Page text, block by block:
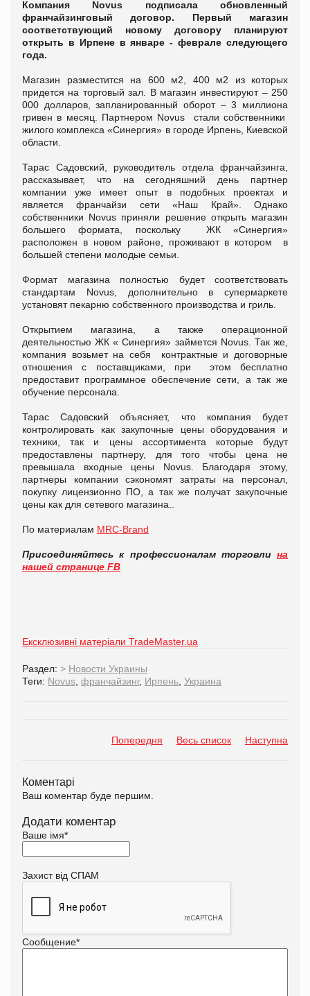
Компания Novus подписала обновленный
франчайзинговый договор. Первый магазин
соответствующий новому договору планируют
открыть в Ирпене в январе - феврале следующего
года.
Магазин разместится на 600 м2, 400 м2 из которых
придется на торговый зал. В магазин инвестируют – 250
000 долларов, запланированный оборот – 3 миллиона
гривен в месяц. Партнером Novus стали собственники
жилого комплекса «Синергия» в городе Ирпень, Киевской
области.
Тарас Садовский, руководитель отдела франчайзинга,
рассказывает, что на сегодняшний день партнер
компании уже имеет опыт в подобных проектах и
является франчайзи сети «Наш Край». Однако
собственники Novus приняли решение открыть магазин
большего формата, поскольку ЖК «Синергия»
расположен в новом районе, проживают в котором в
большей степени молодые семьи.
Формат магазина полностью будет соответствовать
стандартам Novus, дополнительно в супермаркете
установят пекарню собственного производства и гриль.
Открытием магазина, а также операционной
деятельностью ЖК « Синергия» займется Novus. Так же,
компания возьмет на себя контрактные и договорные
отношения с поставщиками, при этом бесплатно
предоставит программное обеспечение сети, а так же
обучение персонала.
Тарас Садовский объясняет, что компания будет
контролировать как закупочные цены оборудования и
техники, так и цены ассортимента которые будут
предоставлены партнеру, для того чтобы цена не
превышала входные цены Novus. Благодаря этому,
партнеры компании сэкономят затраты на персонал,
покупку лицензионно ПО, а так же получат закупочные
цены как для сетевого магазина..
По материалам MRC-Brand
Присоединяйтесь к профессионалам торговли на
нашей странице FB
Ексклюзивні матеріали TradeMaster.ua
Раздел: > Новости Украины
Теги: Novus франчайзинг, Ирпень Украина
Попередня Весь список Наступна
Коментарі
Ваш коментар буде першим.
Додати коментар
Ваше імя*
Захист від СПАМ
Сообщение*